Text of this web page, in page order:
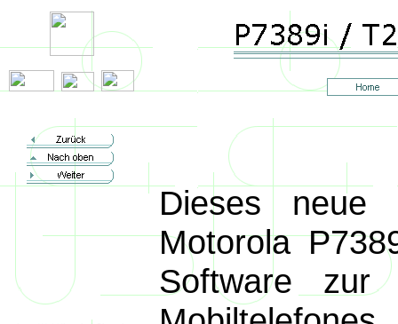
Dieses neue
Motorola
Software zur